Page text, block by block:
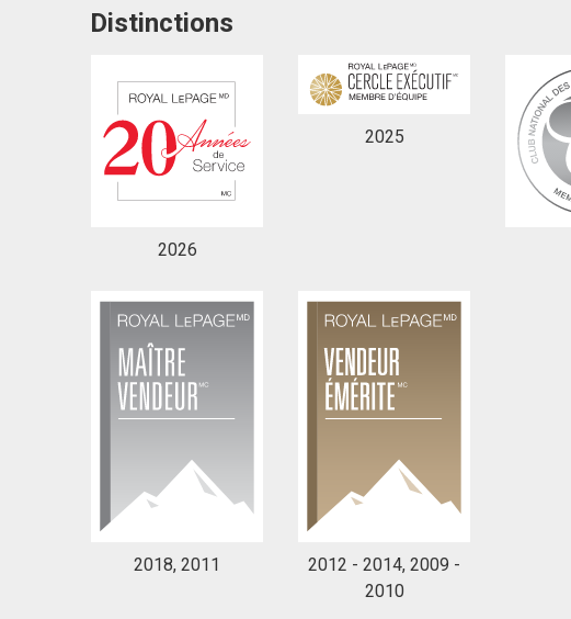
En cliquant sur le bouton « soumettre », vous consentez
Distinctions
2026
2025
2018, 2011
2012 - 2014, 2009 -
2010